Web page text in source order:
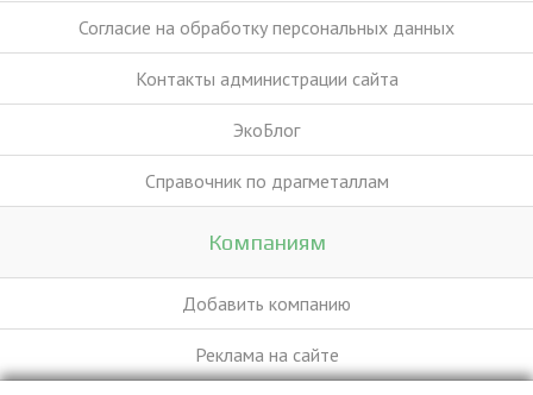
Согласие на обработку персональных данных
Контакты администрации сайта
ЭкоБлог
Справочник по драгметаллам
Компаниям
Добавить компанию
Реклама на сайте